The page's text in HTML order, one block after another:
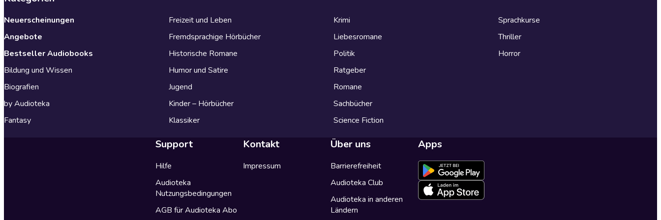
Neuerscheinungen
Angebote
Bestseller Audiobooks
Bildung und Wissen
Biografien
by Audioteka
Fantasy
Freizeit und Leben
Fremdsprachige Hörbücher
Historische Romane
Humor und Satire
Jugend
Kinder – Hörbücher
Klassiker
Krimi
Liebesromane
Politik
Ratgeber
Romane
Sachbücher
Science Fiction
Sprachkurse
Thriller
Horror
Support
Hilfe
Audioteka
Nutzungsbedingungen
AGB für Audioteka Abo
Kontakt
Impressum
Über uns
Barrierefreiheit
Audioteka Club
Audioteka in anderen
Ländern
Apps